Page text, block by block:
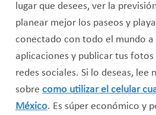
lugar que desees, ver la
planear mejor los paseos y
conectado con todo el mundo a
aplicaciones y publicar tus fotos
redes sociales. Si lo deseas, lee
sobre como utilizar el celular
México. Es súper económico y